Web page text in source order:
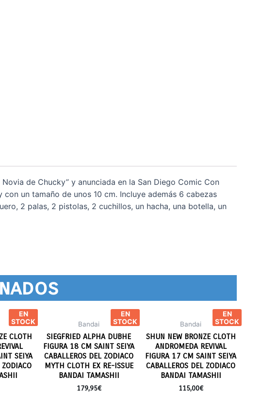
de Chucky” y anunciada en la San Diego Comic Con
un tamaño de unos 10 cm. Incluye además 6 cabezas
2 palas, 2 pistolas, 2 cuchillos, un hacha, una botella, un
EN
STOCK
CLOTH
SEIYA
EN
STOCK
Bandai
SIEGFRIED ALPHA DUBHE
FIGURA 18 CM SAINT SEIYA
CABALLEROS DEL ZODIACO
MYTH CLOTH EX RE-ISSUE
BANDAI TAMASHII
179,95€
EN
STOCK
Bandai
SHUN NEW BRONZE CLOTH
ANDROMEDA REVIVAL
FIGURA 17 CM SAINT SEIYA
CABALLEROS DEL ZODIACO
BANDAI TAMASHII
115,00€